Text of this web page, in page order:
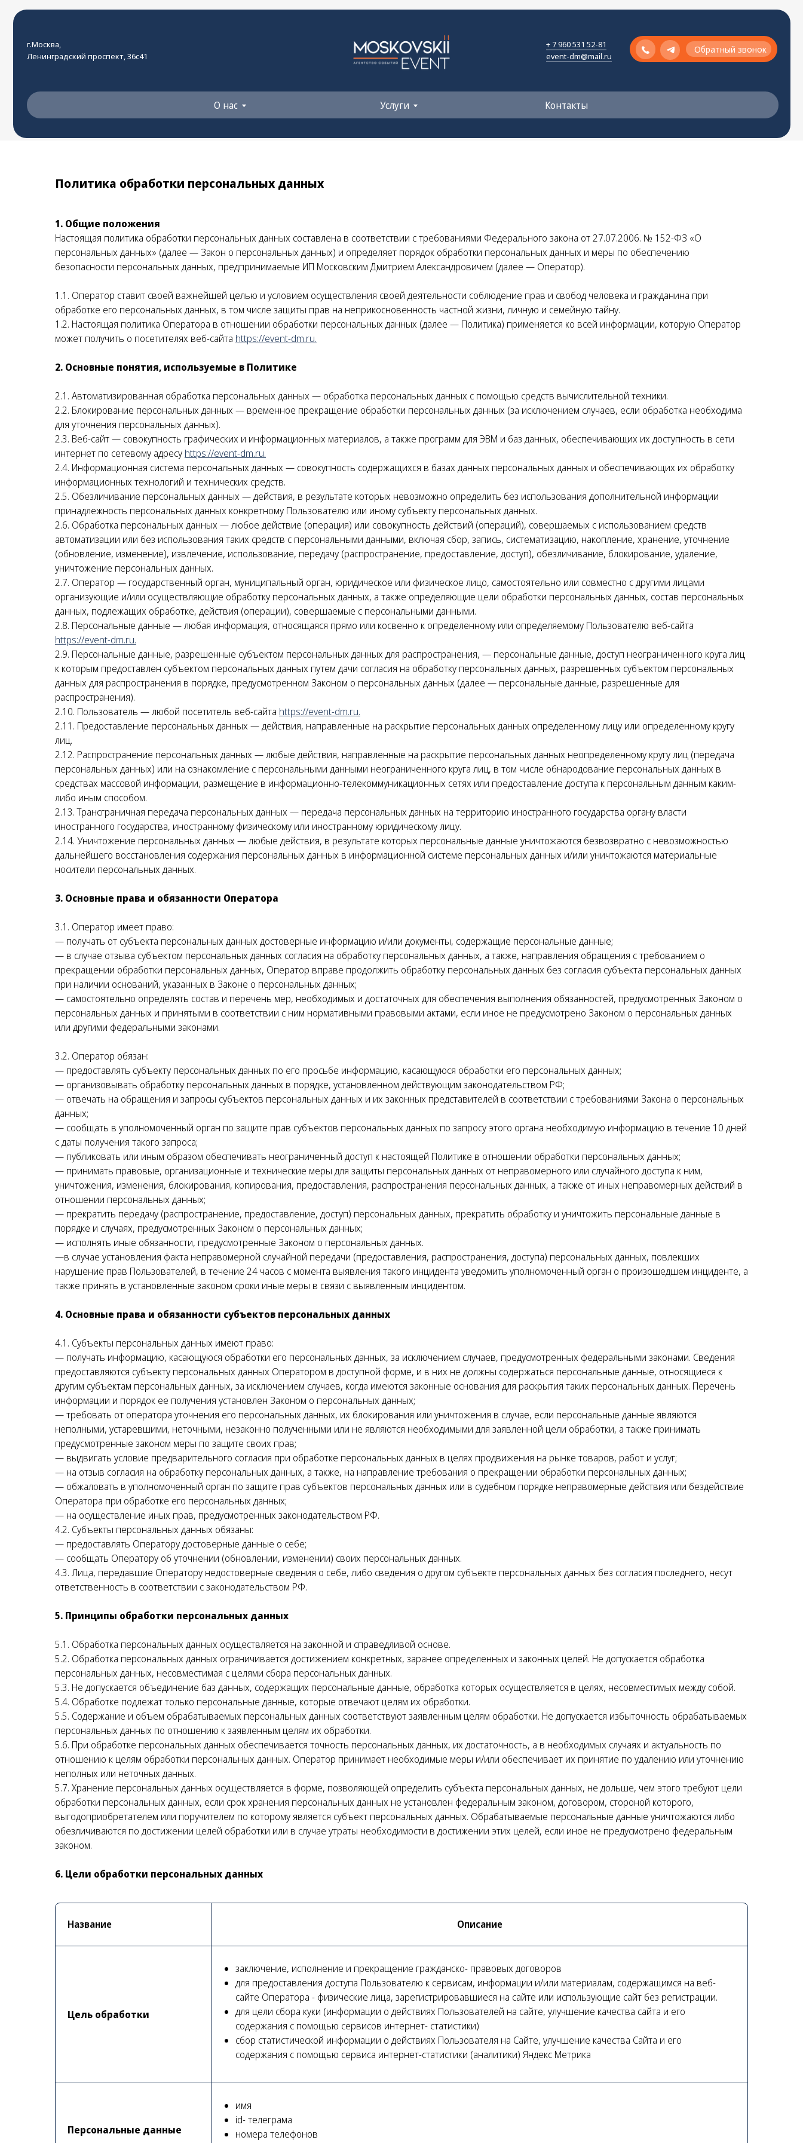
О нас Услуги Контакты
Обратный звонок
event-dm@mail.ru
Ленинградский проспект, 36с41
Политика обработки персональных данных
1. Общие положения
Настоящая политика обработки персональных данных составлена в соответствии с требованиями Федерального закона от 27.07.2006. № 152-ФЗ «О
персональных данных» (далее — Закон о персональных данных) и определяет порядок обработки персональных данных и меры по обеспечению
безопасности персональных данных, предпринимаемые ИП Московским Дмитрием Александровичем (далее — Оператор).
1.1. Оператор ставит своей важнейшей целью и условием осуществления своей деятельности соблюдение прав и свобод человека и гражданина при
обработке его персональных данных, в том числе защиты прав на неприкосновенность частной жизни, личную и семейную тайну.
1.2. Настоящая политика Оператора в отношении обработки персональных данных (далее — Политика) применяется ко всей информации, которую Оператор
может получить о посетителях веб-сайта https://event-dm.ru.
2. Основные понятия, используемые в Политике
2.1. Автоматизированная обработка персональных данных — обработка персональных данных с помощью средств вычислительной техники.
2.2. Блокирование персональных данных — временное прекращение обработки персональных данных (за исключением случаев, если обработка необходима
для уточнения персональных данных).
2.3. Веб-сайт — совокупность графических и информационных материалов, а также программ для ЭВМ и баз данных, обеспечивающих их доступность в сети
интернет по сетевому адресу https://event-dm.ru.
2.4. Информационная система персональных данных — совокупность содержащихся в базах данных персональных данных и обеспечивающих их обработку
информационных технологий и технических средств.
2.5. Обезличивание персональных данных — действия, в результате которых невозможно определить без использования дополнительной информации
принадлежность персональных данных конкретному Пользователю или иному субъекту персональных данных.
2.6. Обработка персональных данных — любое действие (операция) или совокупность действий (операций), совершаемых с использованием средств
автоматизации или без использования таких средств с персональными данными, включая сбор, запись, систематизацию, накопление, хранение, уточнение
(обновление, изменение), извлечение, использование, передачу (распространение, предоставление, доступ), обезличивание, блокирование, удаление,
уничтожение персональных данных.
2.7. Оператор — государственный орган, муниципальный орган, юридическое или физическое лицо, самостоятельно или совместно с другими лицами
организующие и/или осуществляющие обработку персональных данных, а также определяющие цели обработки персональных данных, состав персональных
данных, подлежащих обработке, действия (операции), совершаемые с персональными данными.
2.8. Персональные данные — любая информация, относящаяся прямо или косвенно к определенному или определяемому Пользователю веб-сайта
https://event-dm.ru.
2.9. Персональные данные, разрешенные субъектом персональных данных для распространения, — персональные данные, доступ неограниченного круга лиц
к которым предоставлен субъектом персональных данных путем дачи согласия на обработку персональных данных, разрешенных субъектом персональных
данных для распространения в порядке, предусмотренном Законом о персональных данных (далее — персональные данные, разрешенные для
распространения).
2.10. Пользователь — любой посетитель веб-сайта https://event-dm.ru.
2.11. Предоставление персональных данных — действия, направленные на раскрытие персональных данных определенному лицу или определенному кругу
лиц.
2.12. Распространение персональных данных — любые действия, направленные на раскрытие персональных данных неопределенному кругу лиц (передача
персональных данных) или на ознакомление с персональными данными неограниченного круга лиц, в том числе обнародование персональных данных в
средствах массовой информации, размещение в информационно-телекоммуникационных сетях или предоставление доступа к персональным данным каким-
либо иным способом.
2.13. Трансграничная передача персональных данных — передача персональных данных на территорию иностранного государства органу власти
иностранного государства, иностранному физическому или иностранному юридическому лицу.
2.14. Уничтожение персональных данных — любые действия, в результате которых персональные данные уничтожаются безвозвратно с невозможностью
дальнейшего восстановления содержания персональных данных в информационной системе персональных данных и/или уничтожаются материальные
носители персональных данных.
3. Основные права и обязанности Оператора
3.1. Оператор имеет право:
— получать от субъекта персональных данных достоверные информацию и/или документы, содержащие персональные данные;
— в случае отзыва субъектом персональных данных согласия на обработку персональных данных, а также, направления обращения с требованием о
прекращении обработки персональных данных, Оператор вправе продолжить обработку персональных данных без согласия субъекта персональных данных
при наличии оснований, указанных в Законе о персональных данных;
— самостоятельно определять состав и перечень мер, необходимых и достаточных для обеспечения выполнения обязанностей, предусмотренных Законом о
персональных данных и принятыми в соответствии с ним нормативными правовыми актами, если иное не предусмотрено Законом о персональных данных
или другими федеральными законами.
3.2. Оператор обязан:
— предоставлять субъекту персональных данных по его просьбе информацию, касающуюся обработки его персональных данных;
— организовывать обработку персональных данных в порядке, установленном действующим законодательством РФ;
— отвечать на обращения и запросы субъектов персональных данных и их законных представителей в соответствии с требованиями Закона о персональных
данных;
— сообщать в уполномоченный орган по защите прав субъектов персональных данных по запросу этого органа необходимую информацию в течение 10 дней
с даты получения такого запроса;
— публиковать или иным образом обеспечивать неограниченный доступ к настоящей Политике в отношении обработки персональных данных;
— принимать правовые, организационные и технические меры для защиты персональных данных от неправомерного или случайного доступа к ним,
уничтожения, изменения, блокирования, копирования, предоставления, распространения персональных данных, а также от иных неправомерных действий в
отношении персональных данных;
— прекратить передачу (распространение, предоставление, доступ) персональных данных, прекратить обработку и уничтожить персональные данные в
порядке и случаях, предусмотренных Законом о персональных данных;
— исполнять иные обязанности, предусмотренные Законом о персональных данных.
—в случае установления факта неправомерной случайной передачи (предоставления, распространения, доступа) персональных данных, повлекших
нарушение прав Пользователей, в течение 24 часов с момента выявления такого инцидента уведомить уполномоченный орган о произошедшем инциденте, а
также принять в установленные законом сроки иные меры в связи с выявленным инцидентом.
4. Основные права и обязанности субъектов персональных данных
4.1. Субъекты персональных данных имеют право:
— получать информацию, касающуюся обработки его персональных данных, за исключением случаев, предусмотренных федеральными законами. Сведения
предоставляются субъекту персональных данных Оператором в доступной форме, и в них не должны содержаться персональные данные, относящиеся к
другим субъектам персональных данных, за исключением случаев, когда имеются законные основания для раскрытия таких персональных данных. Перечень
информации и порядок ее получения установлен Законом о персональных данных;
— требовать от оператора уточнения его персональных данных, их блокирования или уничтожения в случае, если персональные данные являются
неполными, устаревшими, неточными, незаконно полученными или не являются необходимыми для заявленной цели обработки, а также принимать
предусмотренные законом меры по защите своих прав;
— выдвигать условие предварительного согласия при обработке персональных данных в целях продвижения на рынке товаров, работ и услуг;
— на отзыв согласия на обработку персональных данных, а также, на направление требования о прекращении обработки персональных данных;
— обжаловать в уполномоченный орган по защите прав субъектов персональных данных или в судебном порядке неправомерные действия или бездействие
Оператора при обработке его персональных данных;
— на осуществление иных прав, предусмотренных законодательством РФ.
4.2. Субъекты персональных данных обязаны:
— предоставлять Оператору достоверные данные о себе;
— сообщать Оператору об уточнении (обновлении, изменении) своих персональных данных.
4.3. Лица, передавшие Оператору недостоверные сведения о себе, либо сведения о другом субъекте персональных данных без согласия последнего, несут
ответственность в соответствии с законодательством РФ.
5. Принципы обработки персональных данных
5.1. Обработка персональных данных осуществляется на законной и справедливой основе.
5.2. Обработка персональных данных ограничивается достижением конкретных, заранее определенных и законных целей. Не допускается обработка
персональных данных, несовместимая с целями сбора персональных данных.
5.3. Не допускается объединение баз данных, содержащих персональные данные, обработка которых осуществляется в целях, несовместимых между собой.
5.4. Обработке подлежат только персональные данные, которые отвечают целям их обработки.
5.5. Содержание и объем обрабатываемых персональных данных соответствуют заявленным целям обработки. Не допускается избыточность обрабатываемых
персональных данных по отношению к заявленным целям их обработки.
5.6. При обработке персональных данных обеспечивается точность персональных данных, их достаточность, а в необходимых случаях и актуальность по
отношению к целям обработки персональных данных. Оператор принимает необходимые меры и/или обеспечивает их принятие по удалению или уточнению
неполных или неточных данных.
5.7. Хранение персональных данных осуществляется в форме, позволяющей определить субъекта персональных данных, не дольше, чем этого требуют цели
обработки персональных данных, если срок хранения персональных данных не установлен федеральным законом, договором, стороной которого,
выгодоприобретателем или поручителем по которому является субъект персональных данных. Обрабатываемые персональные данные уничтожаются либо
обезличиваются по достижении целей обработки или в случае утраты необходимости в достижении этих целей, если иное не предусмотрено федеральным
законом.
6. Цели обработки персональных данных
Название Описание
Цель обработки
заключение, исполнение и прекращение гражданско- правовых договоров
для предоставления доступа Пользователю к сервисам, информации и/или материалам, содержащимся на веб-
сайте Оператора - физические лица, зарегистрировавшиеся на сайте или использующие сайт без регистрации.
для цели сбора куки (информации о действиях Пользователей на сайте, улучшение качества сайта и его
содержания с помощью сервисов интернет- статистики)
сбор статистической информации о действиях Пользователя на Сайте, улучшение качества Сайта и его
содержания с помощью сервиса интернет-статистики (аналитики) Яндекс Метрика
Персональные данные
имя
id- телеграма
номера телефонов